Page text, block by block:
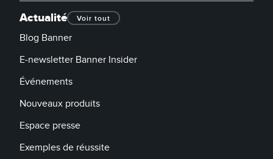
Actualité Voir tout
Blog Banner
E-newsletter Banner Insider
Événements
Nouveaux produits
Espace presse
Exemples de réussite